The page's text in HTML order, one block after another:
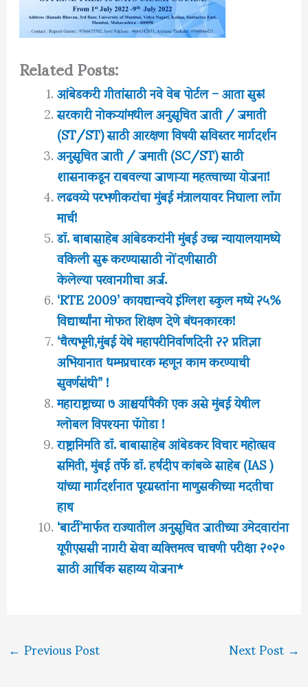
Related Posts:
आंबेडकरी गीतांसाठी नवे वेब पोर्टल – आता सुरू!
सरकारी नोकऱ्यांमधील अनुसूचित जाती / जमाती
(ST/ST) साठी आरक्षणा विषयी सविस्तर मार्गदर्शन
अनुसूचित जाती / जमाती (SC/ST) साठी
शासनाकडून राबवल्या जाणाऱ्या महत्त्वाच्या योजना!
लढवय्ये परभणीकरांचा मुंबई मंत्रालयावर निघाला लॉंग
मार्च!
डॉ. बाबासाहेब आंबेडकरांनी मुंबई उच्च न्यायालयामध्ये
वकिली सुरू करण्यासाठी नोंदणीसाठी
केलेल्या परवानगीचा अर्ज.
‘RTE 2009’ कायद्यान्वये इंग्लिश स्कुल मध्ये २५%
विद्यार्थ्यांना मोफत शिक्षण देणे बंधनकारक!
‘चैत्यभूमी,मुंबई येथे महापरीनिर्वाणदिनी २२ प्रतिज्ञा
अभियानात धम्मप्रचारक म्हणून काम करण्याची
सुवर्णसंधी” !
महाराष्ट्राच्या ७ आश्चर्यापैकी एक असे मुंबई येथील
ग्लोबल विपश्यना पॅगोडा !
राष्ट्रानिर्माते डॉ. बाबासाहेब आंबेडकर विचार महोत्सव
समिती, मुंबई तर्फे डॉ. हर्षदीप कांबळे साहेब (IAS )
यांच्या मार्गदर्शनात पूरग्रस्तांना माणुसकीच्या मदतीचा
हाथ
‘बार्टी’मार्फत राज्यातील अनुसूचित जातीच्या उमेदवारांना
यूपीएससी नागरी सेवा व्यक्तिमत्व चाचणी परीक्षा २०२०
साठी आर्थिक सहाय्य योजना*
←Previous Post Next Post→